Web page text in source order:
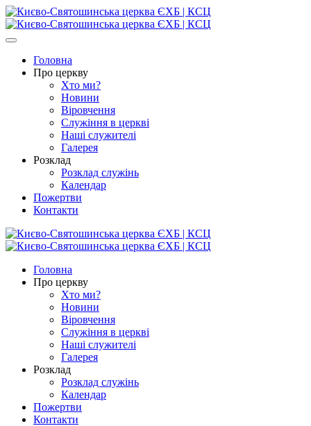
Головна
Про церкву
Хто ми?
Новини
Віровчення
Служіння в церкві
Наші служителі
Галерея
Розклад
Розклад служінь
Календар
Пожертви
Контакти
Головна
Про церкву
Хто ми?
Новини
Віровчення
Служіння в церкві
Наші служителі
Галерея
Розклад
Розклад служінь
Календар
Пожертви
Контакти